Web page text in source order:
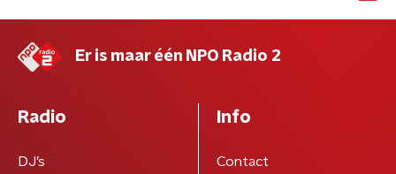
Er is maar één NPO Radio 2
Radio
DJ’s
Info
Contact